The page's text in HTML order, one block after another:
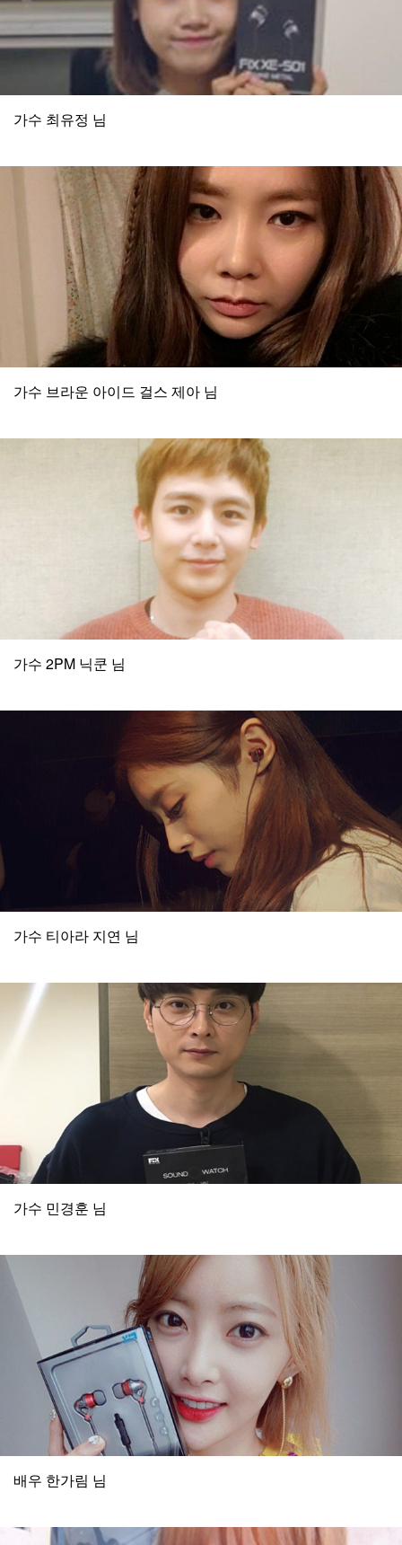
가수 최유정 님
가수 브라운 아이드 걸스 제아 님
가수 2PM 닉쿤 님
가수 티아라 지연 님
가수 민경훈 님
배우 한가림 님